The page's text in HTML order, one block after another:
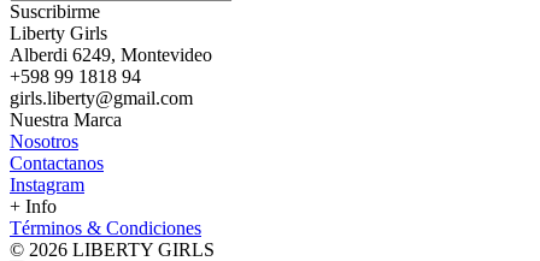
Suscribirme
Liberty Girls
Alberdi 6249, Montevideo
+598 99 1818 94
girls.liberty@gmail.com
Nuestra Marca
Nosotros
Contactanos
Instagram
+ Info
Términos & Condiciones
© 2026 LIBERTY GIRLS